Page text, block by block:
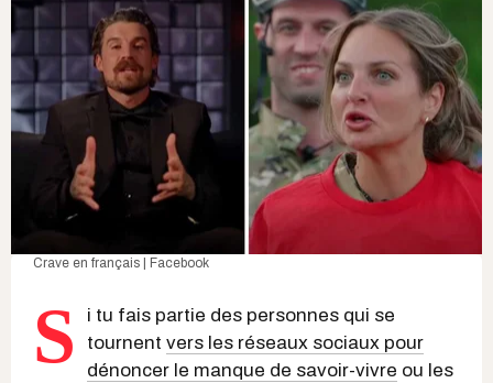
Crave en français | Facebook
S
i tu fais partie des personnes qui se
tournent vers les réseaux sociaux pour
dénoncer le manque de savoir-vivre ou les